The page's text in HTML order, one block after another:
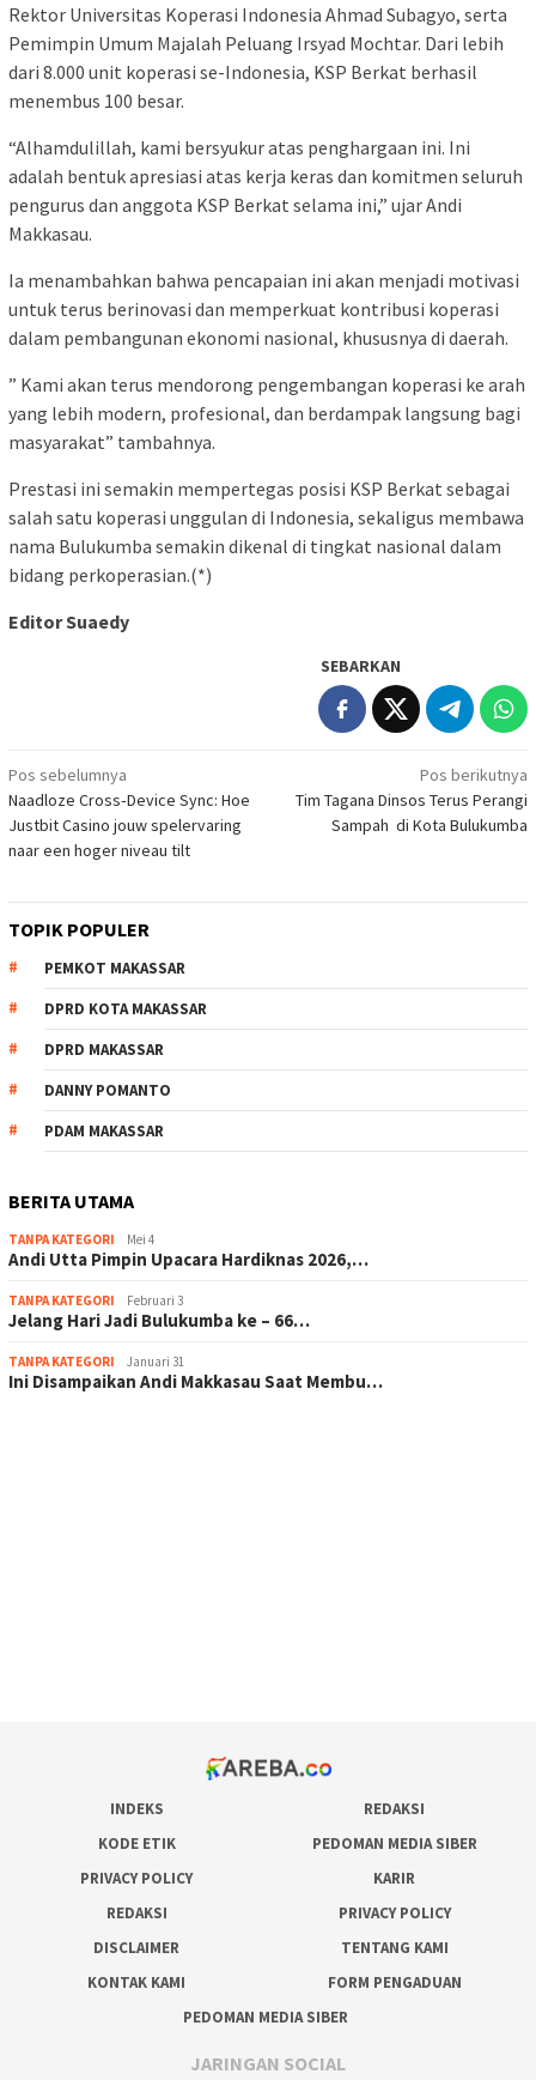
Rektor Universitas Koperasi Indonesia Ahmad Subagyo, serta
Pemimpin Umum Majalah Peluang Irsyad Mochtar. Dari lebih
dari 8.000 unit koperasi se-Indonesia, KSP Berkat berhasil
menembus 100 besar.
“Alhamdulillah, kami bersyukur atas penghargaan ini. Ini
adalah bentuk apresiasi atas kerja keras dan komitmen seluruh
pengurus dan anggota KSP Berkat selama ini,” ujar Andi
Makkasau.
Ia menambahkan bahwa pencapaian ini akan menjadi motivasi
untuk terus berinovasi dan memperkuat kontribusi koperasi
dalam pembangunan ekonomi nasional, khususnya di daerah.
” Kami akan terus mendorong pengembangan koperasi ke arah
yang lebih modern, profesional, dan berdampak langsung bagi
masyarakat” tambahnya.
Prestasi ini semakin mempertegas posisi KSP Berkat sebagai
salah satu koperasi unggulan di Indonesia, sekaligus membawa
nama Bulukumba semakin dikenal di tingkat nasional dalam
bidang perkoperasian.(*)
Editor Suaedy
SEBARKAN
Navigasi
pos
Pos sebelumnya
Naadloze Cross‑Device Sync: Hoe
Justbit Casino jouw spelervaring
naar een hoger niveau tilt
Pos berikutnya
Tim Tagana Dinsos Terus Perangi
Sampah di Kota Bulukumba
TOPIK POPULER
PEMKOT MAKASSAR
DPRD KOTA MAKASSAR
DPRD MAKASSAR
DANNY POMANTO
PDAM MAKASSAR
BERITA UTAMA
TANPA KATEGORI Mei 4
Andi Utta Pimpin Upacara Hardiknas 2026,…
TANPA KATEGORI Februari 3
Jelang Hari Jadi Bulukumba ke – 66…
TANPA KATEGORI Januari 31
Ini Disampaikan Andi Makkasau Saat Membu…
INDEKS
REDAKSI
KODE ETIK
PEDOMAN MEDIA SIBER
PRIVACY POLICY
KARIR
REDAKSI
PRIVACY POLICY
DISCLAIMER
TENTANG KAMI
KONTAK KAMI
FORM PENGADUAN
PEDOMAN MEDIA SIBER
JARINGAN SOCIAL